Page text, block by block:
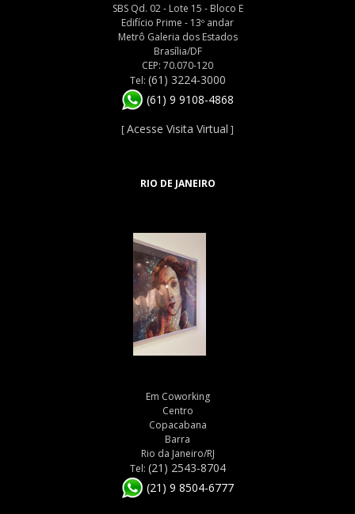
SBS Qd. 02 - Lote 15 - Bloco E
Edifício Prime - 13º andar
Metrô Galeria dos Estados
Brasília/DF
CEP: 70.070-120
Tel: (61) 3224-3000
(61) 9 9108-4868
[Acesse Visita Virtual ]
RIO DE JANEIRO
Em Coworking
Centro
Copacabana
Barra
Rio da Janeiro/RJ
Tel: (21) 2543-8704
(21) 9 8504-6777